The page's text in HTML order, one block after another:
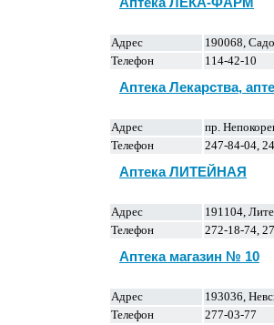
Адрес
190068,
Телефон
114-42-10
Аптека Лекарства,
Адрес
пр.
Телефон
247-84-04,
Аптека ЛИТЕЙНАЯ
Адрес
191104,
Телефон
272-18-74,
Аптека магазин № 10
Адрес
193036,
Телефон
277-03-77